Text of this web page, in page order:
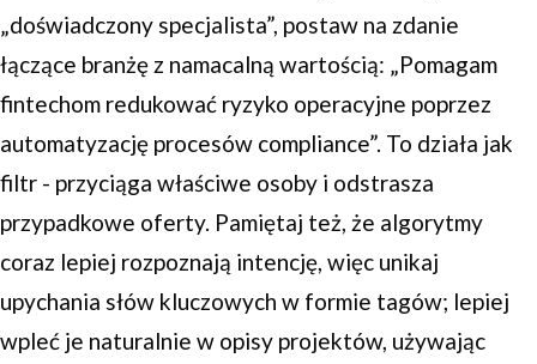
„doświadczony specjalista”, postaw na zdanie
łączące branżę z namacalną wartością: „Pomagam
fintechom redukować ryzyko operacyjne poprzez
automatyzację procesów compliance”. To działa jak
filtr - przyciąga właściwe osoby i odstrasza
przypadkowe oferty. Pamiętaj też, że algorytmy
coraz lepiej rozpoznają intencję, więc unikaj
upychania słów kluczowych w formie tagów; lepiej
wpleć je naturalnie w opisy projektów, używając